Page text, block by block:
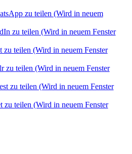
zu teilen (Wird in neuem
zu teilen (Wird in neuem Fenster
teilen (Wird in neuem Fenster
zu teilen (Wird in neuem Fenster
zu teilen (Wird in neuem Fenster
teilen (Wird in neuem Fenster